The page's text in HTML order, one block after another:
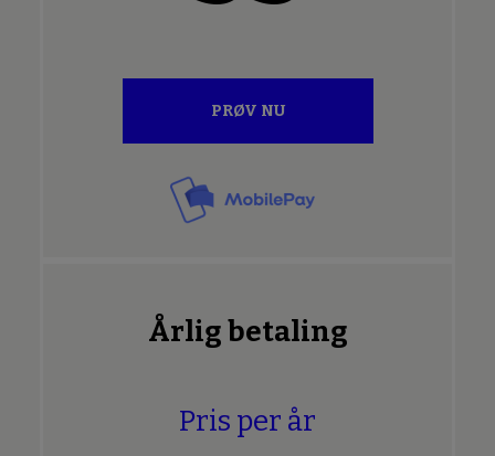
PRØV NU
Årlig betaling
Pris per år